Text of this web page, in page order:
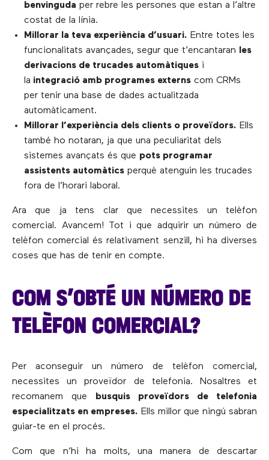
benvinguda per rebre les persones que estan a l’altre
costat de la línia.
Millorar la teva experiència d’usuari. Entre totes les
funcionalitats avançades, segur que t’encantaran les
derivacions de trucades automàtiques i
la integració amb programes externs com CRMs
per tenir una base de dades actualitzada
automàticament.
Millorar l’experiència dels clients o proveïdors. Ells
també ho notaran, ja que una peculiaritat dels
sistemes avançats és que pots programar
assistents automàtics perquè atenguin les trucades
fora de l’horari laboral.
Ara que ja tens clar que necessites un telèfon
comercial. Avancem! Tot i que adquirir un número de
telèfon comercial és relativament senzill, hi ha diverses
coses que has de tenir en compte.
COM S’OBTÉ UN NÚMERO DE
TELÈFON COMERCIAL?
Per aconseguir un número de telèfon comercial,
necessites un proveïdor de telefonia. Nosaltres et
recomanem que
busquis proveïdors de telefonia
especialitzats en empreses. Ells millor que ningú sabran
guiar-te en el procés.
Com que n’hi ha molts, una manera de descartar